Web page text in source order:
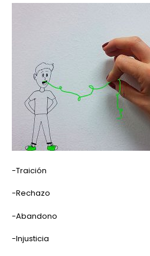
-Traición
-Rechazo
-Abandono
-Injusticia